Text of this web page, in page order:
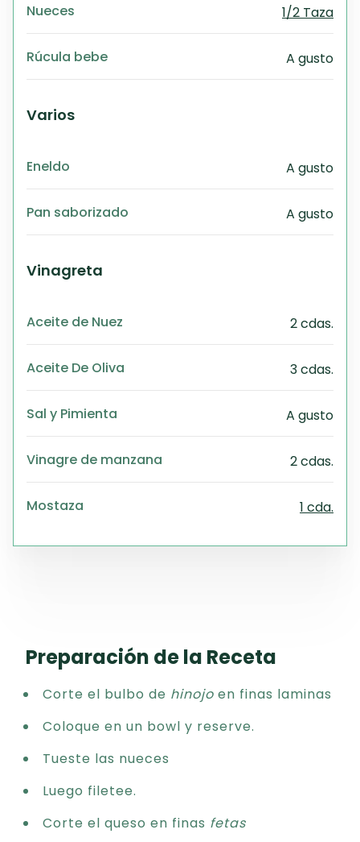
Nueces 1/2 Taza
Rúcula bebe A gusto
Varios
Eneldo A gusto
Pan saborizado A gusto
Vinagreta
Aceite de Nuez 2 cdas.
Aceite De Oliva 3 cdas.
Sal y Pimienta A gusto
Vinagre de manzana 2 cdas.
Mostaza 1 cda.
Preparación de la Receta
Corte el bulbo de hinojo en finas laminas
Coloque en un bowl y reserve.
Tueste las nueces
Luego filetee.
Corte el queso en finas fetas